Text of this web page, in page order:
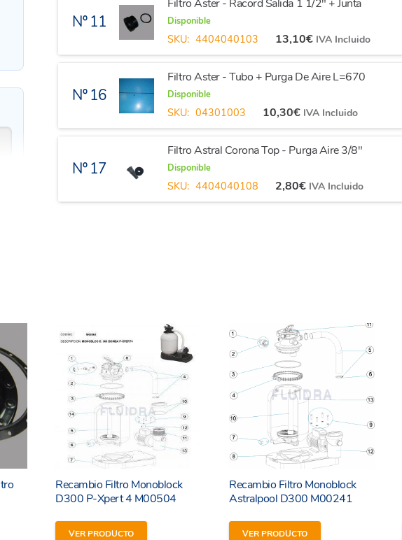
Nº 11
Filtro Aster - Racord Salida 1 1/2" + Junta
Disponible
SKU: 4404040103 13,10€ IVA Incluido
Nº 16
Filtro Aster - Tubo + Purga De Aire L=670
Disponible
SKU: 04301003 10,30€ IVA Incluido
Nº 17
Filtro Astral Corona Top - Purga Aire 3/8"
Disponible
SKU: 4404040108 2,80€ IVA Incluido
Recambio Filtro Monoblock
D300 P-Xpert 4 M00504
VER PRODUCTO
Recambio Filtro Monoblock
Astralpool D300 M00241
VER PRODUCTO